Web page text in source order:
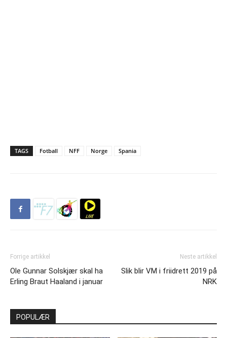
TAGS Fotball NFF Norge Spania
Forrige artikkel
Ole Gunnar Solskjær skal ha
Erling Braut Haaland i januar
Neste artikkel
Slik blir VM i friidrett 2019 på
NRK
POPULÆR